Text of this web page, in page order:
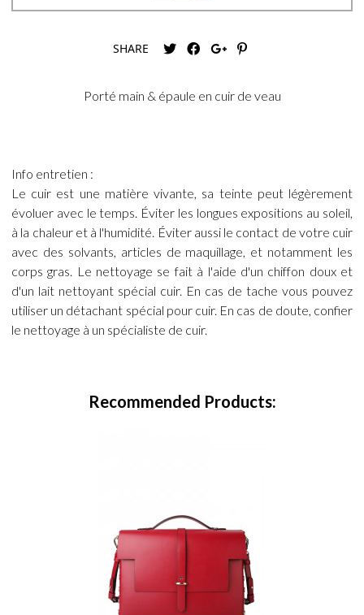
SHARE
Porté main & épaule en cuir de veau
Info entretien :
Le cuir est une matière vivante, sa teinte peut légèrement
évoluer avec le temps. Éviter les longues expositions au soleil,
à la chaleur et à l'humidité. Éviter aussi le contact de votre cuir
avec des solvants, articles de maquillage, et notamment les
corps gras. Le nettoyage se fait à l'aide d'un chiffon doux et
d'un lait nettoyant spécial cuir. En cas de tache vous pouvez
utiliser un détachant spécial pour cuir. En cas de doute, confier
le nettoyage à un spécialiste de cuir.
Recommended Products: